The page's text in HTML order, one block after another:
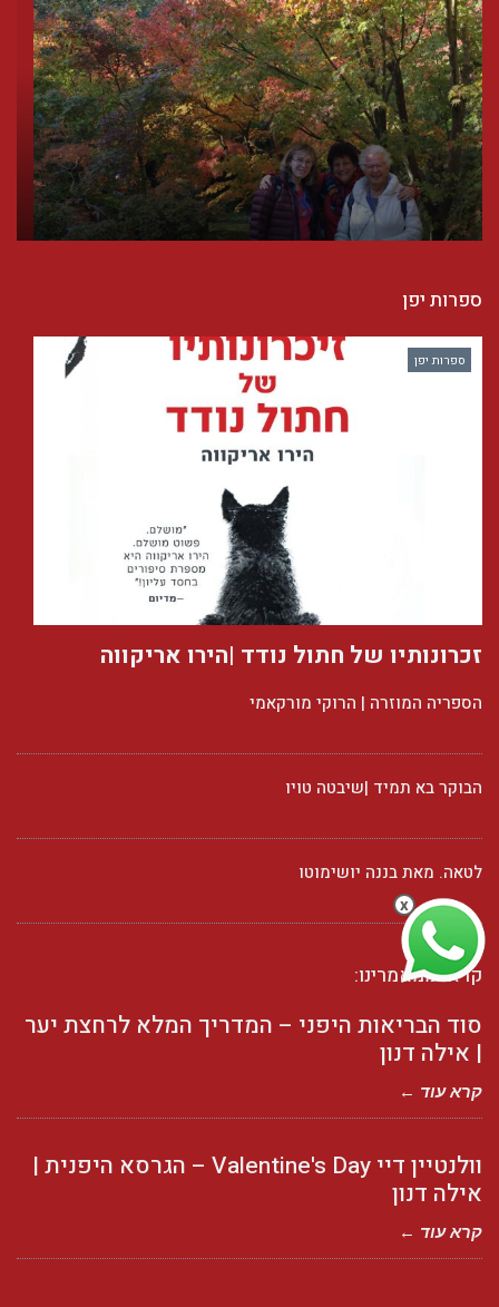
ספרות יפן
ספרות יפן
זכרונותיו של חתול נודד |הירו אריקווה
הספריה המוזרה | הרוקי מורקאמי
הבוקר בא תמיד |שיבטה טויו
לטאה. מאת בננה יושימוטו
קראו ממאמרינו:
סוד הבריאות היפני – המדריך המלא לרחצת יער
| אילה דנון
קרא עוד ←
וולנטיין דיי Valentine's Day – הגרסא היפנית |
אילה דנון
קרא עוד ←
x